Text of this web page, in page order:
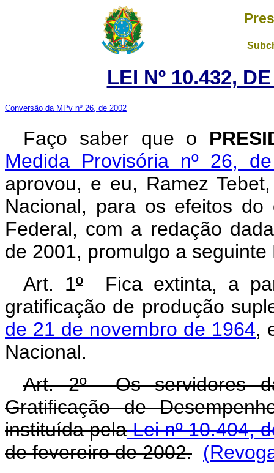
LEI Nº 10.432,
Conversão da MPv nº 26, de 2002
Faço saber que o
Medida Provisória nº 26,
aprovou, e eu, Ramez
Nacional, para os efeitos
Federal, com a redação
de 2001, promulgo a seguinte
Art. 1º Fica extinta, a
gratificação de produção
de 21 de novembro de 1964,
Nacional.
Art. 2º Os servidores
Gratificação de
instituída pelaLei nº 10.404,
de fevereiro de 2002.